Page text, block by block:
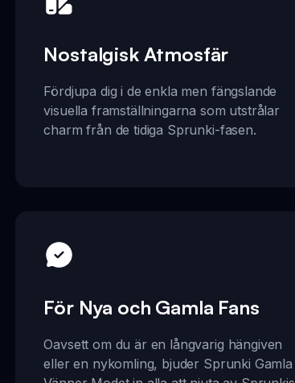
Nostalgisk Atmosfär
Fördjupa dig i de enkla men fängslande
visuella framställningarna som utstrålar
charm från de tidiga Sprunki-fasen.
För Nya och Gamla Fans
Oavsett om du är en långvarig hängiven
eller en nykomling, bjuder Sprunki Gamla